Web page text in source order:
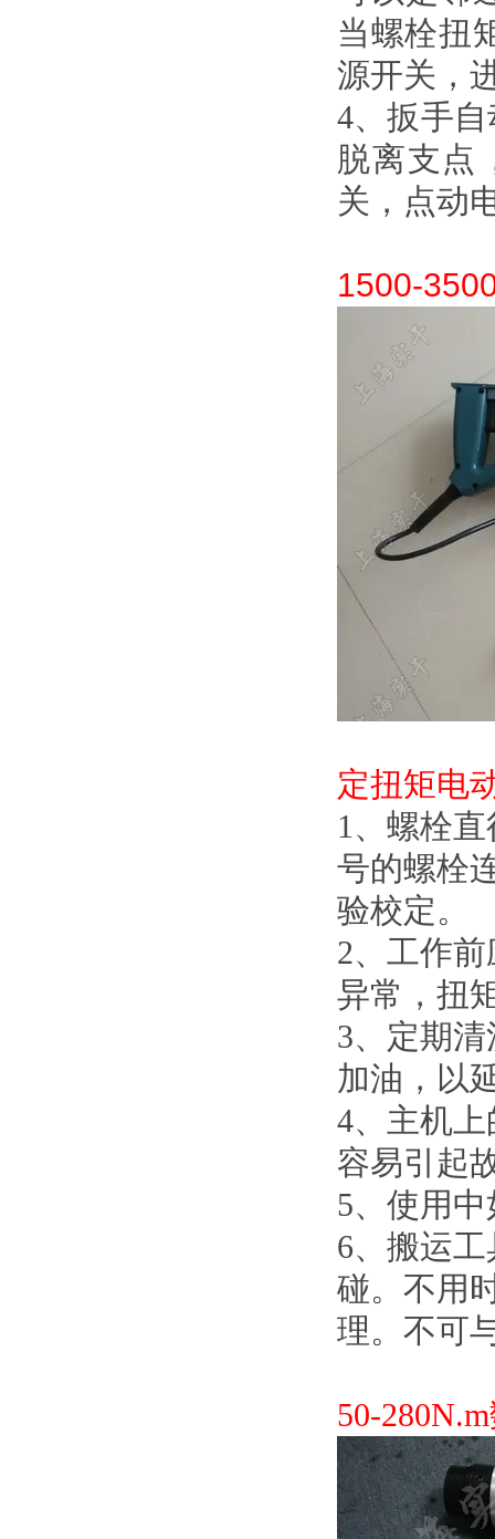
当螺栓扭矩
源开关
4、扳手
脱离支点
关，点
1500-
定扭矩电
1、螺栓
号的螺栓
验校定。
2、工作
异常，
3、定
加油，以
4、主
容易引起故
5、使
6、搬运
碰。不
理。不
50-